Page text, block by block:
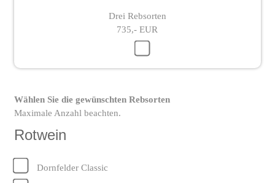
Drei Rebsorten
735,- EUR
Wählen Sie die gewünschten Rebsorten
Maximale Anzahl beachten.
Rotwein
Dornfelder Classic